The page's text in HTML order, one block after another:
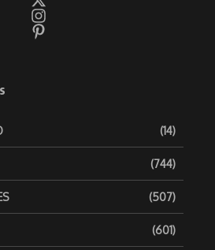
(14)
(744)
(507)
(601)